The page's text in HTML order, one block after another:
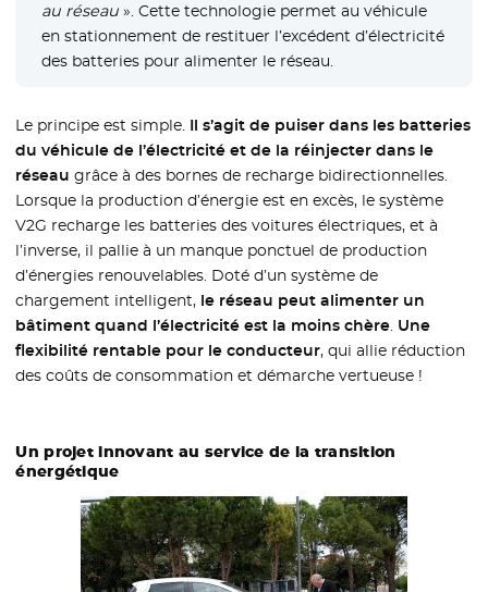
au réseau ». Cette technologie permet au véhicule
en stationnement de restituer l’excédent d’électricité
des batteries pour alimenter le réseau.
Le principe est simple. Il s’agit de puiser dans les batteries
du véhicule de l’électricité et de la réinjecter dans le
réseau grâce à des bornes de recharge bidirectionnelles.
Lorsque la production d’énergie est en excès, le système
V2G recharge les batteries des voitures électriques, et à
l’inverse, il pallie à un manque ponctuel de production
d’énergies renouvelables. Doté d’un système de
chargement intelligent, le réseau peut alimenter un
bâtiment quand l’électricité est la moins chère. Une
flexibilité rentable pour le conducteur, qui allie réduction
des coûts de consommation et démarche vertueuse !
Un projet innovant au service de la transition
énergétique